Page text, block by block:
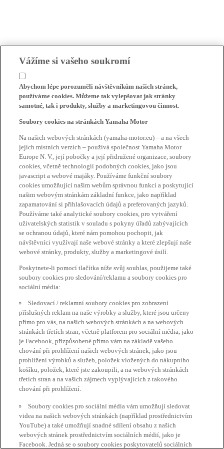
Vážíme si vašeho soukromí
Abychom lépe porozuměli návštěvníkům našich stránek,
používáme cookies. Můžeme tak vylepšovat jak stránky
samotné, tak i produkty, služby a marketingovou činnost.
Soubory cookies na stránkách Yamaha Motor
Na našich webových stránkách (yamaha-motor.eu) – a na všech
jejich místních verzích – používá společnost Yamaha Motor
Europe N. V., její pobočky a její přidružené organizace, soubory
cookies, včetně technologií podobných cookies, jako jsou
javascript a webové majáky. Používáme funkční soubory
cookies umožňující našim webům správnou funkci a poskytující
našim webovým stránkám základní funkce, jako například
zapamatování si přihlašovacích údajů a preferovaných jazyků.
Používáme také analytické soubory cookies, pro vytváření
uživatelských statistik v souladu s pokyny úřadů zabývajících
se ochranou údajů, které nám pomohou pochopit, jak
návštěvníci využívají naše webové stránky a které zlepšují naše
webové stránky, produkty, služby a marketingové úsilí.
Poskytnete-li pomocí tlačítka níže svůj souhlas, použijeme také
soubory cookies pro sledování/reklamu a soubory cookies pro
sociální média:
Sledovací / reklamní soubory cookies pro zobrazení
příslušných reklam na naše výrobky a služby, které jsou určeny
přímo pro vás, na našich webových stránkách a na webových
stránkách třetích stran, včetně platforem pro sociální média, jako
je Facebook, přizpůsobené přímo vám na základě vašeho
chování při prohlížení našich webových stránek, jako jsou
prohlížení výrobků a služeb, položek vložených do nákupního
košíku, položek, které jste zakoupili, a na webových stránkách
třetích stran a na vašich zájmech vyplývajících z takového
chování při prohlížení.
Soubory cookies pro sociální média vám umožňují sledovat
videa na našich webových stránkách (například prostřednictvím
YouTube) a také umožňují snadné sdílení obsahu z našich
webových stránek prostřednictvím sociálních médií, jako je
Facebook. Jedná se o soubory cookies poskytovatelů sociálních